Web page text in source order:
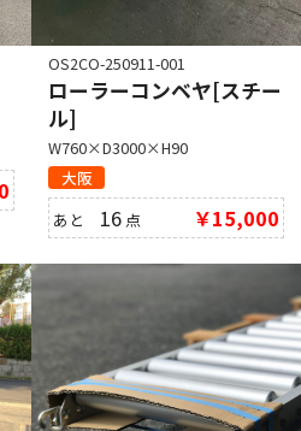
OS2CO-250911-001
ローラーコンベヤ[スチー
ル]
W760×D3000×H90
大阪
あと 16 点 ￥15,000